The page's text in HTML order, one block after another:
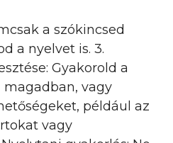
a szókincsed
a nyelvet is. 3.
Gyakorold a
magadban, vagy
például az
vagy